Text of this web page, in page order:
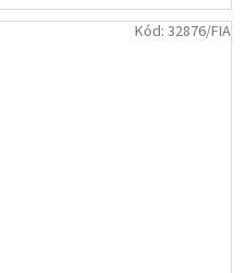
Kód: 32876/FIA